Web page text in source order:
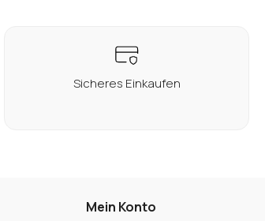
Sicheres Einkaufen
Mein Konto